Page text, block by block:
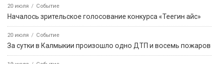
13:35 Событие
В селе Джалыково готовятся к приёму гостей
События недели